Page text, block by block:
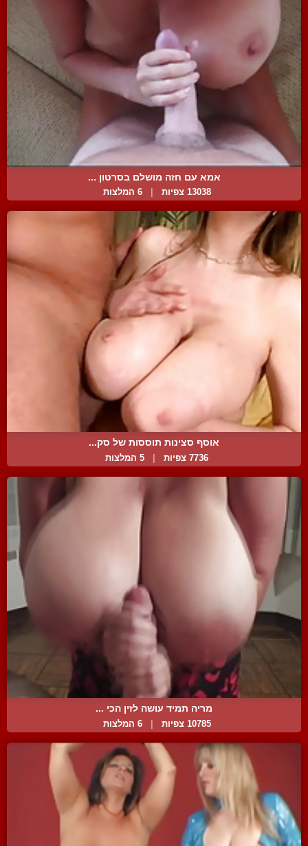
אמא עם חזה מושלם בסרטון ...
13038 צפיות 6 המלצות
אוסף סצינות תוססות של סק...
7736 צפיות 5 המלצות
מריה תמיד עושה לזין הכי ...
10785 צפיות 6 המלצות